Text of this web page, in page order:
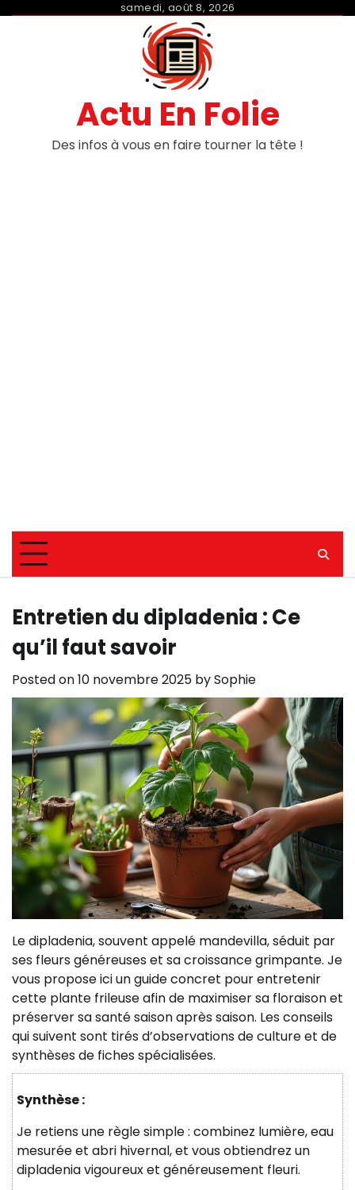
samedi, août 8, 2026
Actu En Folie
Des infos à vous en faire tourner la tête !
Entretien du dipladenia : Ce
qu’il faut savoir
Posted on10 novembre 2025 bySophie
Le dipladenia, souvent appelé mandevilla, séduit par
ses fleurs généreuses et sa croissance grimpante. Je
vous propose ici un guide concret pour entretenir
cette plante frileuse afin de maximiser sa floraison et
préserver sa santé saison après saison. Les conseils
qui suivent sont tirés d’observations de culture et de
synthèses de fiches spécialisées.
Synthèse :
Je retiens une règle simple : combinez lumière, eau
mesurée et abri hivernal, et vous obtiendrez un
dipladenia vigoureux et généreusement fleuri.